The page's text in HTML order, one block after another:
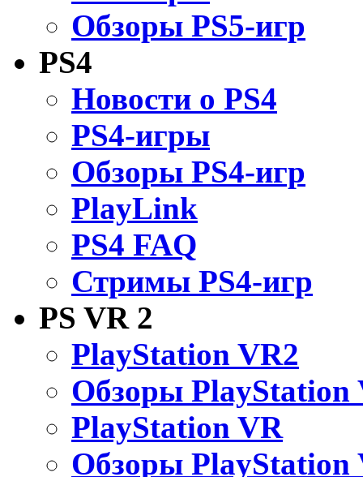
Обзоры PS5-игр
PS4
Новости о PS4
PS4-игры
Обзоры PS4-игр
PlayLink
PS4 FAQ
Стримы PS4-игр
PS VR 2
PlayStation VR2
Обзоры PlayStation
PlayStation VR
Обзоры PlayStation